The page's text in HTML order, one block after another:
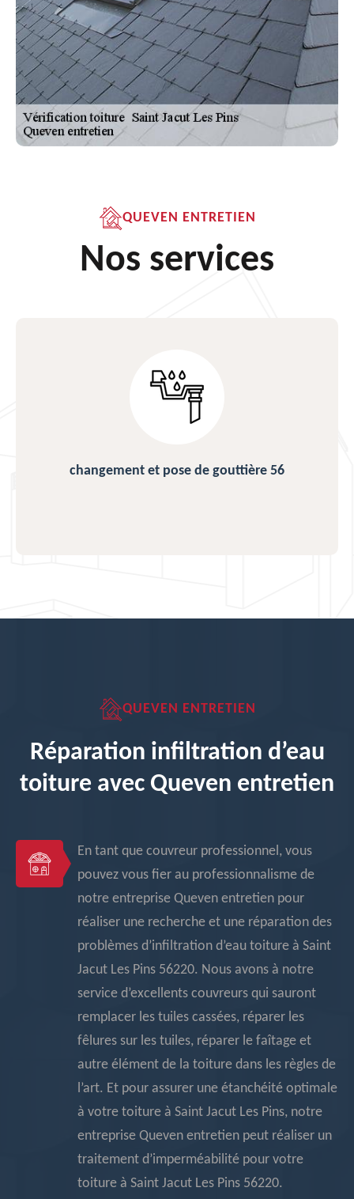
QUEVEN ENTRETIEN
Nos services
changement et pose de gouttière 56
QUEVEN ENTRETIEN
Réparation infiltration d’eau
toiture avec Queven entretien
En tant que couvreur professionnel, vous
pouvez vous fier au professionnalisme de
notre entreprise Queven entretien pour
réaliser une recherche et une réparation des
problèmes d’infiltration d’eau toiture à Saint
Jacut Les Pins 56220. Nous avons à notre
service d’excellents couvreurs qui sauront
remplacer les tuiles cassées, réparer les
fêlures sur les tuiles, réparer le faîtage et
autre élément de la toiture dans les règles de
l’art. Et pour assurer une étanchéité optimale
à votre toiture à Saint Jacut Les Pins, notre
entreprise Queven entretien peut réaliser un
traitement d’imperméabilité pour votre
toiture à Saint Jacut Les Pins 56220.